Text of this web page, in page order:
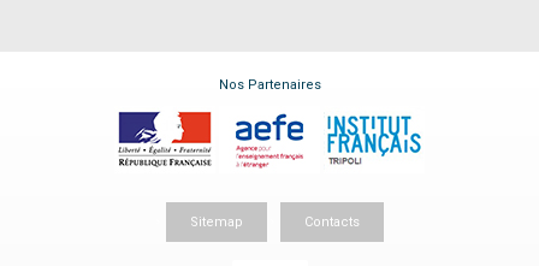
Nos Partenaires
Sitemap Contacts